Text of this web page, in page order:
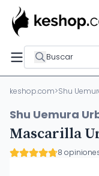
Buscar
keshop.com>Shu
Shu Uemura
Mascarilla
8